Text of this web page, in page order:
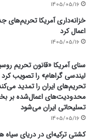
1405/05/16
خزانه‌داری آمریکا تحریم‌های
اعمال کرد
1405/05/16
سنای آمریکا «قانون تحریم
لیندسی گراهام» را تصویب
تحریم‌های ایران را تمدید
محدودیت‌های اعمال‌شده بر
تسلیحاتی ایران می‌شود
1405/05/16
کشتی ترکیه‌ای در دریای سیاه